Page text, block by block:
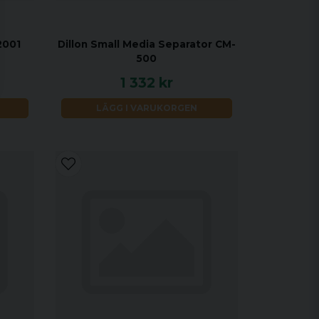
Dillon Small Media Separator CM-
500
1 332 kr
LÄGG I VARUKORGEN